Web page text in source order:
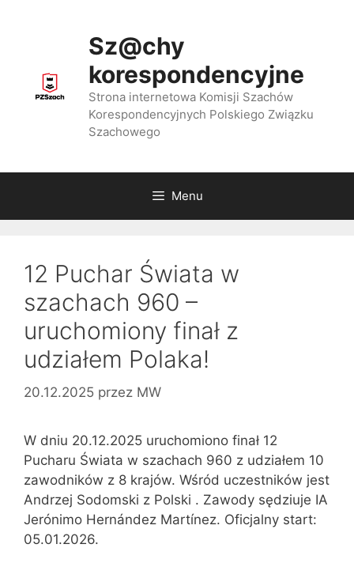
Sz@chy
korespondencyjne
Strona internetowa Komisji Szachów
Korespondencyjnych Polskiego Związku
Szachowego
Menu
12 Puchar Świata w
szachach 960 –
uruchomiony finał z
udziałem Polaka!
20.12.2025 przez MW
W dniu 20.12.2025 uruchomiono finał 12
Pucharu Świata w szachach 960 z udziałem 10
zawodników z 8 krajów. Wśród uczestników jest
Andrzej Sodomski z Polski . Zawody sędziuje IA
Jerónimo Hernández Martínez. Oficjalny start:
05.01.2026.